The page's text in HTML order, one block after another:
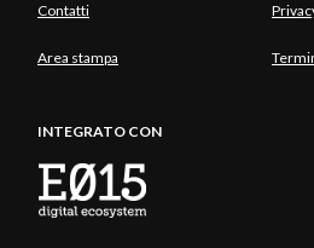
Contatti
Area stampa
INTEGRATO CON